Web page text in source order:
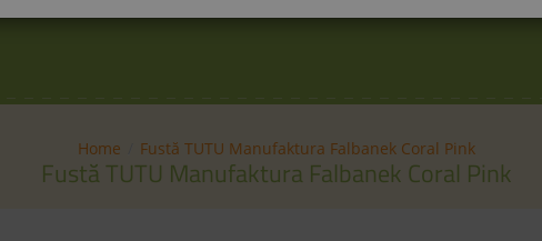
Home Fustă TUTU Manufaktura Falbanek Coral Pink
Fustă TUTU Manufaktura Falbanek Coral Pink